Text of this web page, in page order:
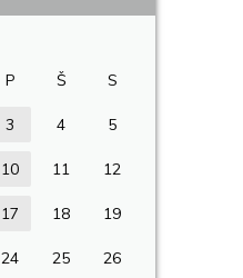
P Š S
3 4 5
10 11 12
17 18 19
24 25 26